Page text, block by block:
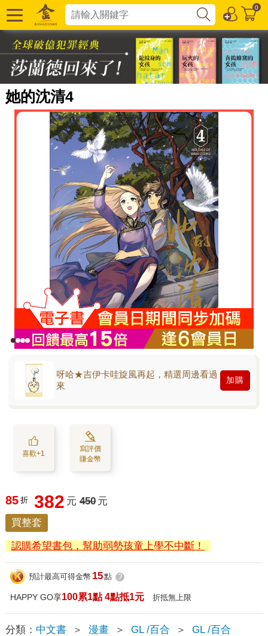
0
她的沈清4
呀哈★吉伊卡哇旋風再起，精選周邊看過
來
加購
喜歡+1
寫評價
賺金幣
85 折 382 元 450 元
買整套
認購希望書包，幫助弱勢孩童上學不中斷！
預計最高可得金幣 15點 ?
HAPPY GO享100累1點 4點抵1元 折抵無上限
分類： 中文書 ＞ 漫畫 ＞ GL /百合 ＞ GL /百合